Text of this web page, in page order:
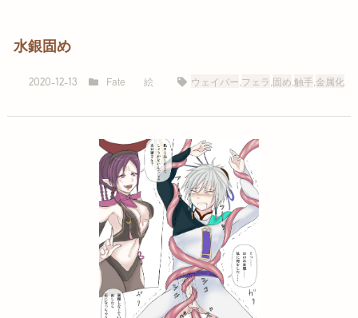
水銀固め
2020-12-13 Fate 絵 ウェイバー フェラ 固め ,触手,金属化